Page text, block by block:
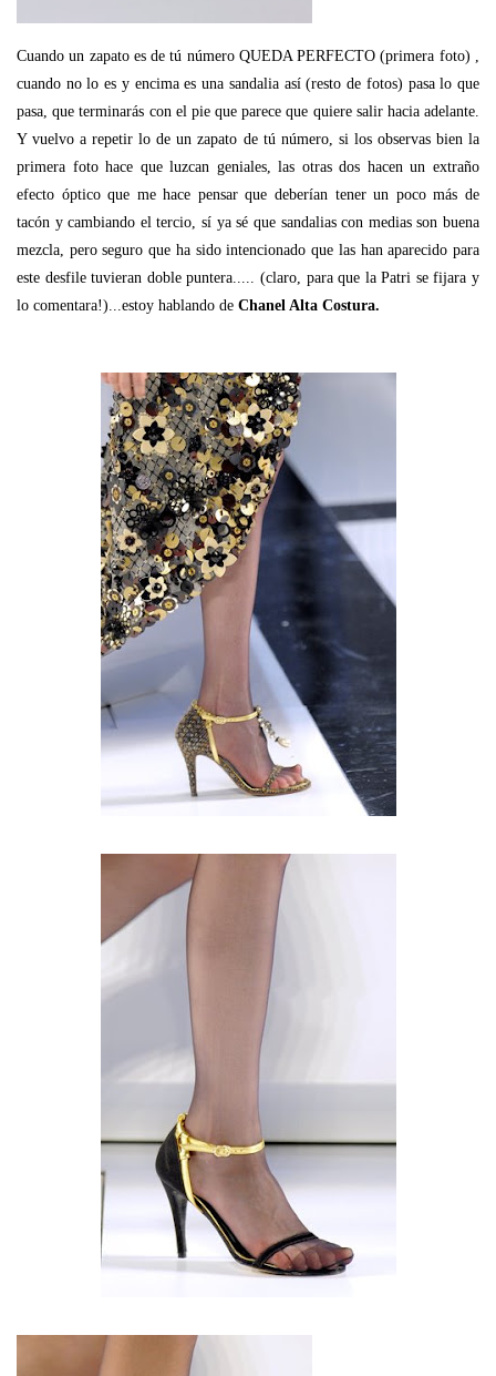
Cuando un zapato es de tú número QUEDA PERFECTO (primera foto) ,
cuando no lo es y encima es una sandalia así (resto de fotos) pasa lo que
pasa, que terminarás con el pie que parece que quiere salir hacia adelante.
Y vuelvo a repetir lo de un zapato de tú número, si los observas bien la
primera foto hace que luzcan geniales, las otras dos hacen un extraño
efecto óptico que me hace pensar que deberían tener un poco más de
tacón y cambiando el tercio, sí ya sé que sandalias con medias son buena
mezcla, pero seguro que ha sido intencionado que las han aparecido para
este desfile tuvieran doble puntera..... (claro, para que la Patri se fijara y
lo comentara!)...estoy hablando de Chanel Alta Costura.